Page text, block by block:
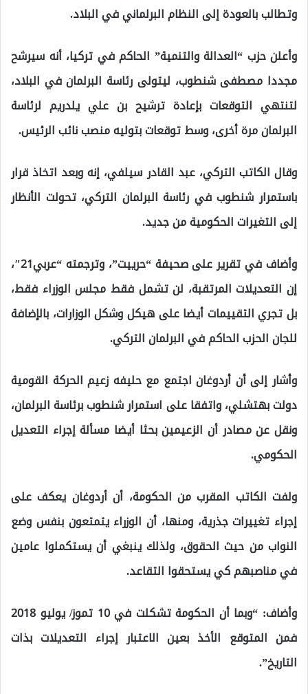
وتطالب بالعودة إلى النظام البرلماني في البلاد.
وأعلن حزب “العدالة والتنمية” الحاكم في تركيا، أنه سيرشح
مجددا مصطفى شنطوب، ليتولى رئاسة البرلمان في البلاد،
لتنتهي التوقعات بإعادة ترشيح بن علي يلدريم لرئاسة
البرلمان مرة أخرى، وسط توقعات بتوليه منصب نائب الرئيس.
وقال الكاتب التركي، عبد القادر سيلفي، إنه وبعد اتخاذ قرار
باستمرار شنطوب في رئاسة البرلمان التركي، تحولت الأنظار
إلى التغيرات الحكومية من جديد.
وأضاف في تقرير على صحيفة “حرييت”، وترجمته “عربي21″،
إن التعديلات المرتقبة، لن تشمل فقط مجلس الوزراء فقط،
بل تجري التقييمات أيضا على هيكل وشكل الوزارات، بالإضافة
للجان الحزب الحاكم في البرلمان التركي.
وأشار إلى أن أردوغان اجتمع مع حليفه زعيم الحركة القومية
دولت بهتشلي، واتفقا على استمرار شنطوب برئاسة البرلمان،
ونقل عن مصادر أن الزعيمين بحثا أيضا مسألة إجراء التعديل
الحكومي.
ولفت الكاتب المقرب من الحكومة، أن أردوغان يعكف على
إجراء تغييرات جذرية، ومنها، أن الوزراء يتمتعون بنفس وضع
النواب من حيث الحقوق، ولذلك ينبغي أن يستكملوا عامين
في مناصبهم كي يستحقوا التقاعد.
وأضاف: “وبما أن الحكومة تشكلت في 10 تموز/ يوليو 2018
فمن المتوقع الأخذ بعين الاعتبار إجراء التعديلات بذات
التاريخ”.